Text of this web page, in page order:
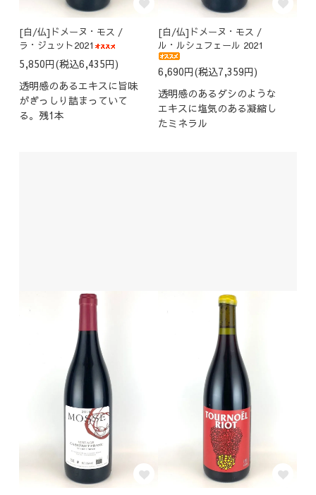
[白/仏]ドメーヌ・モス /
ラ・ジュット2021
5,850円(税込6,435円)
透明感のあるエキスに旨味
がぎっしり詰まっていて
る。残1本
[白/仏]ドメーヌ・モス /
ル・ルシュフェール 2021
6,690円(税込7,359円)
透明感のあるダシのような
エキスに塩気のある凝縮し
たミネラル